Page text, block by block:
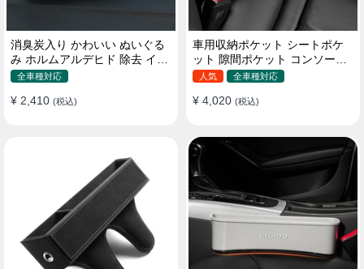
消臭炭入り かわいい ぬいぐる
み ホルムアルデヒド 除去 イン
テリア 贈り物
全車種対応
¥ 2,410 (税込)
車用収納ポケット シートポケ
ット 隙間ポケット コンソール
ボックス カー用品
人気 全車種対応
¥ 4,020 (税込)